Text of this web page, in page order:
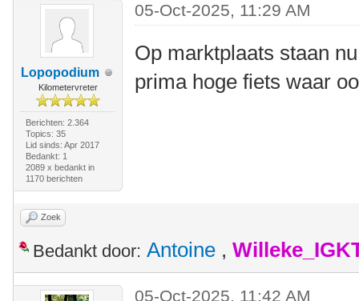
Lopopodium
Kilometervreter
Berichten: 2.364
Topics: 35
Lid sinds: Apr 2017
Bedankt: 1
2089 x bedankt in
1170 berichten
05-Oct-2025, 11:29 AM
Op marktplaats staan
prima hoge fiets waar
Zoek
Bedankt door: Antoine ,
05-Oct-2025, 11:42 AM